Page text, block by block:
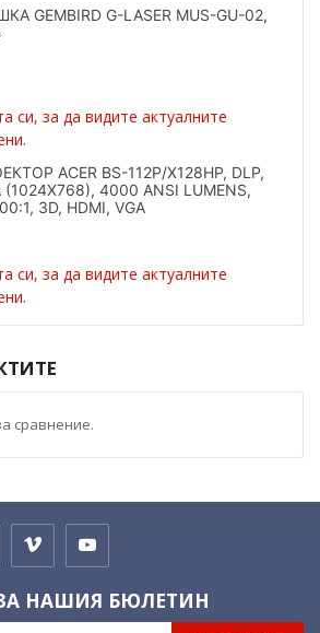
GEMBIRD G-LASER MUS-GU-02,
си, за да видите актуалните
ACER BS-112P/X128HP, DLP,
(1024X768), 4000 ANSI LUMENS,
3D, HDMI, VGA
си, за да видите актуалните
сравнение.
НАШИЯ БЮЛЕТИН